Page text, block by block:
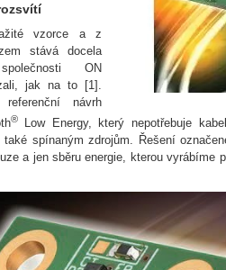
vzorce a z
stává docela
ON
jak na to [1].
návrh
®Low Energy, který nepotřebuje
spínaným zdrojům. Řešení
a jen sběru energie, kterou vyrábíme